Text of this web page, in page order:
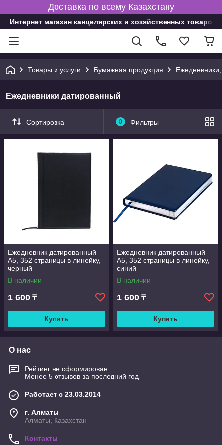
Доставка по всему Казахстану
Интернет магазин канцелярских и хозяйственных товаров
Товары и услуги Бумажная продукция
Ежедневники датированный
Сортировка 0 Фильтры
Ежедневник датированный
А5, 352 страницы в линейку,
черный
В наличии
1 600 ₸
Купить
Ежедневник датированный
А5, 352 страницы в линейку,
синий
В наличии
1 600 ₸
Купить
О нас
Рейтинг не сформирован
Менее 5 отзывов за последний год
Работает с 23.03.2014
г. Алматы
Алматы, Казахстан
Контакты